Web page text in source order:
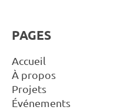
PAGES
Accueil
À propos
Projets
Événements